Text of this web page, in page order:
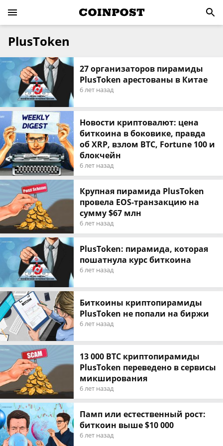
PlusToken
27 организаторов пирамиды
PlusToken арестованы в Китае
6 лет назад
Новости криптовалют: цена
биткоина в боковике, правда
об XRP, взлом BTC, Fortune 100 и
блокчейн
6 лет назад
Крупная пирамида PlusToken
провела EOS-транзакцию на
сумму $67 млн
6 лет назад
PlusToken: пирамида, которая
пошатнула курс биткоина
6 лет назад
Биткоины криптопирамиды
PlusToken не попали на биржи
6 лет назад
13 000 BTC криптопирамиды
PlusToken переведено в сервисы
микширования
6 лет назад
Памп или естественный рост:
биткоин выше $10 000
6 лет назад